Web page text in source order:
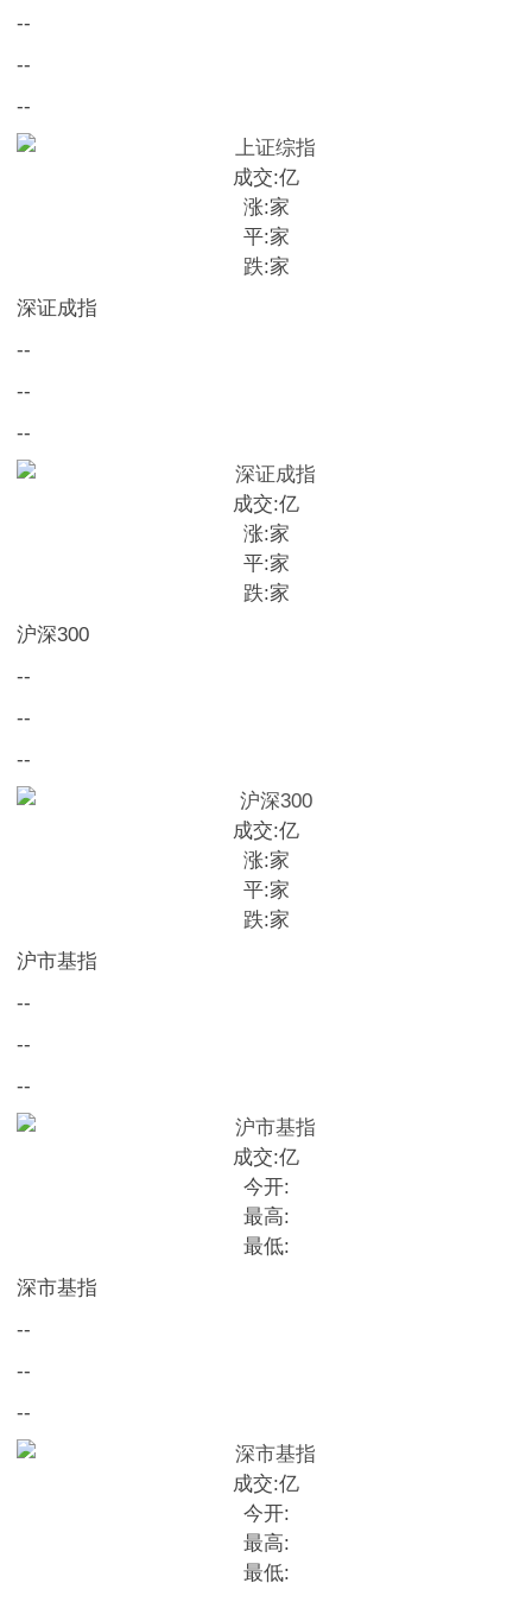
--
--
--
成交:亿
涨:家
平:家
跌:家
深证成指
--
--
--
成交:亿
涨:家
平:家
跌:家
沪深300
--
--
--
成交:亿
涨:家
平:家
跌:家
沪市基指
--
--
--
成交:亿
今开:
最高:
最低:
深市基指
--
--
--
成交:亿
今开:
最高:
最低: